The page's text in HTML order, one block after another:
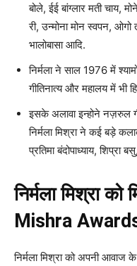
बोले, ईई बांग्लार मती चाय,
री, उन्मोना मोन स्वपन,
भालोबासा आदि.
निर्मला ने साल 1976 में
गीतिनात्य और महालय में भी
इसके अलावा इन्होने नज़रुल
निर्मला मिश्रा ने कई बड़े
प्रतिमा बंदोपाध्याय, शिप्रा
निर्मला मिश्रा
Mishra
निर्मला मिश्रा को अपनी